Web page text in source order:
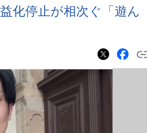
化停止が相次ぐ「遊ん